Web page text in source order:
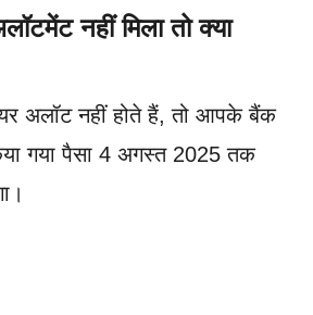
नहीं मिला तो क्या
अलॉट नहीं होते हैं, तो आपके बैंक
गया पैसा 4 अगस्त 2025 तक